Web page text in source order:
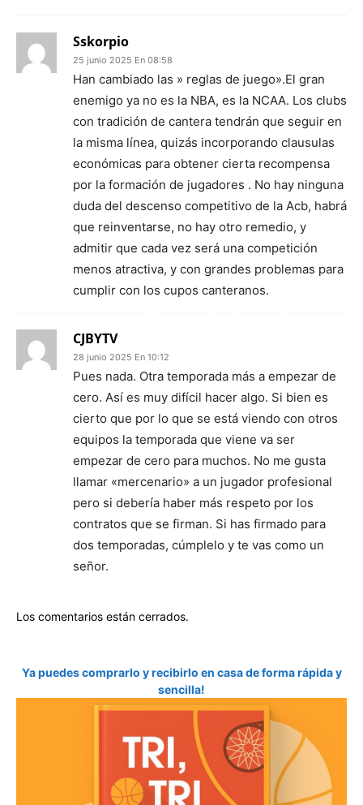
Sskorpio
25 junio 2025 En 08:58
Han cambiado las » reglas de juego».El gran
enemigo ya no es la NBA, es la NCAA. Los clubs
con tradición de cantera tendrán que seguir en
la misma línea, quizás incorporando clausulas
económicas para obtener cierta recompensa
por la formación de jugadores . No hay ninguna
duda del descenso competitivo de la Acb, habrá
que reinventarse, no hay otro remedio, y
admitir que cada vez será una competición
menos atractiva, y con grandes problemas para
cumplir con los cupos canteranos.
CJBYTV
28 junio 2025 En 10:12
Pues nada. Otra temporada más a empezar de
cero. Así es muy difícil hacer algo. Si bien es
cierto que por lo que se está viendo con otros
equipos la temporada que viene va ser
empezar de cero para muchos. No me gusta
llamar «mercenario» a un jugador profesional
pero si debería haber más respeto por los
contratos que se firman. Si has firmado para
dos temporadas, cúmplelo y te vas como un
señor.
Los comentarios están cerrados.
Ya puedes comprarlo y recibirlo en casa de forma rápida y
sencilla!